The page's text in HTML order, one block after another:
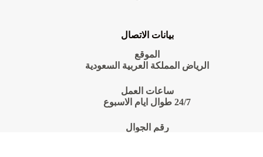
بيانات الاتصال
الموقع
الرياض المملكة العربية السعودية
ساعات العمل
24/7 طوال ايام الاسبوع
رقم الجوال